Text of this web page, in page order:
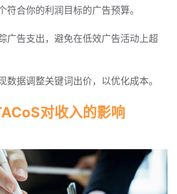
符合你的利润目标的广告预算。
广告支出，避免在低效广告活动上超
数据调整关键词出价，以优化成本。
对收入的影响